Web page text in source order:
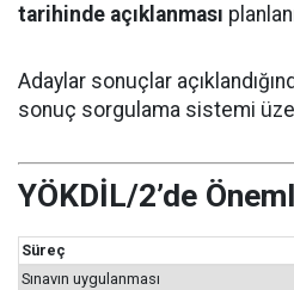
tarihinde açıklanması
Adaylar sonuçlar
sonuç sorgulama sistemi
YÖKDİL/2’de
Süreç
Sınavın uygulanması